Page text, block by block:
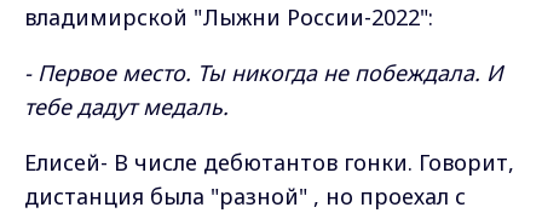
владимирской "Лыжни России-2022":
- Первое место. Ты никогда не побеждала. И
тебе дадут медаль.
Елисей- В числе дебютантов гонки. Говорит,
дистанция была "разной" , но проехал с